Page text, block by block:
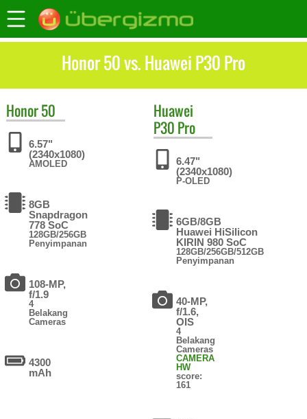
Honor 50 vs. Huawei P30 Pro
Honor50
6.57"
(2340x1080)
AMOLED
8GB
Snapdragon
778 SoC
128GB/256GB
Penyimpanan
108-MP,
f/1.9
4
Belakang
Cameras
4300
mAh
Huawei
P30 Pro
6.47"
(2340x1080)
P-OLED
6GB/8GB
Huawei HiSilicon
KIRIN 980 SoC
128GB/256GB/512GB
Penyimpanan
40-MP,
f/1.6,
OIS
4
Belakang
Cameras
CAMERA
HW
score:
161